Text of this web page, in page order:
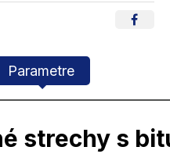
Parametre
strechy s